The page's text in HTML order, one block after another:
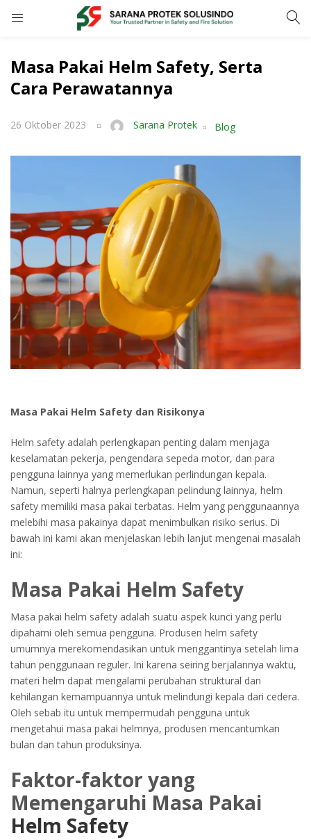
LOGIN REGISTER
Enter your username and password to login.
Remember me
LOGIN
Lost password?
Or login with
Masa Pakai Helm Safety, Serta
Cara Perawatannya
26 Oktober 2023 Sarana Protek Blog
Masa Pakai Helm Safety dan Risikonya
Helm safety adalah perlengkapan penting dalam menjaga
keselamatan pekerja, pengendara sepeda motor, dan para
pengguna lainnya yang memerlukan perlindungan kepala.
Namun, seperti halnya perlengkapan pelindung lainnya, helm
safety memiliki masa pakai terbatas. Helm yang penggunaannya
melebihi masa pakainya dapat menimbulkan risiko serius. Di
bawah ini kami akan menjelaskan lebih lanjut mengenai masalah
ini:
Masa Pakai Helm Safety
Masa pakai helm safety adalah suatu aspek kunci yang perlu
dipahami oleh semua pengguna. Produsen helm safety
umumnya merekomendasikan untuk menggantinya setelah lima
tahun penggunaan reguler. Ini karena seiring berjalannya waktu,
materi helm dapat mengalami perubahan struktural dan
kehilangan kemampuannya untuk melindungi kepala dari cedera.
Oleh sebab itu untuk mempermudah pengguna untuk
mengetahui masa pakai helmnya, produsen mencantumkan
bulan dan tahun produksinya.
Faktor-faktor yang
Memengaruhi Masa Pakai
Helm Safety